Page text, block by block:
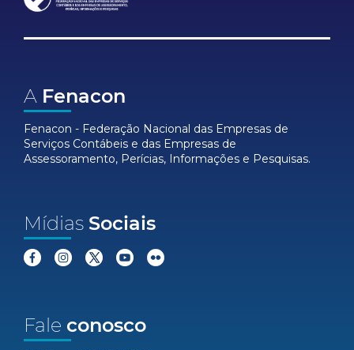
A Fenacon
Fenacon - Federação Nacional das Empresas de
Serviços Contábeis e das Empresas de
Assessoramento, Perícias, Informações e Pesquisas.
Mídias Sociais
Fale conosco